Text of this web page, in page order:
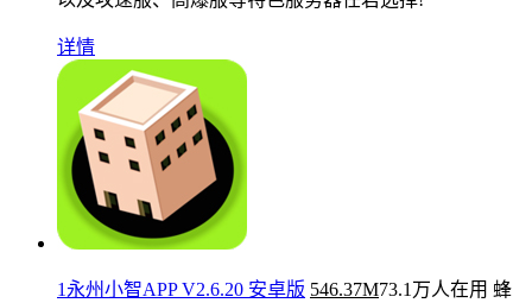
详情
1永州小智APP V2.6.20 安卓版 546.37M73.1万人在用 蜂